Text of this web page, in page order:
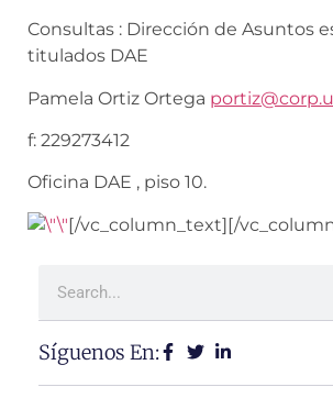
Consultas : Dirección de Asuntos
titulados DAE
Pamela Ortiz Ortega
f: 229273412
Oficina DAE , piso 10.
[/vc_column_text][/
Síguenos En: